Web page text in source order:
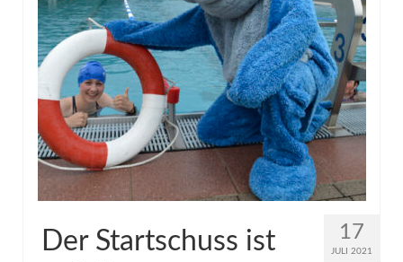
17
JULI 2021
Der Startschuss ist